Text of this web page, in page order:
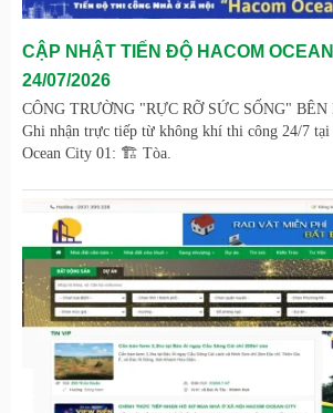
CẬP NHẬT TIẾN ĐỘ HACOM
24/07/2026
CÔNG TRƯỜNG "RỰC RỠ SỨC SỐNG"
Ghi nhận trực tiếp từ không khí thi công 24/7
Ocean City 01: 🏗️ Tòa.